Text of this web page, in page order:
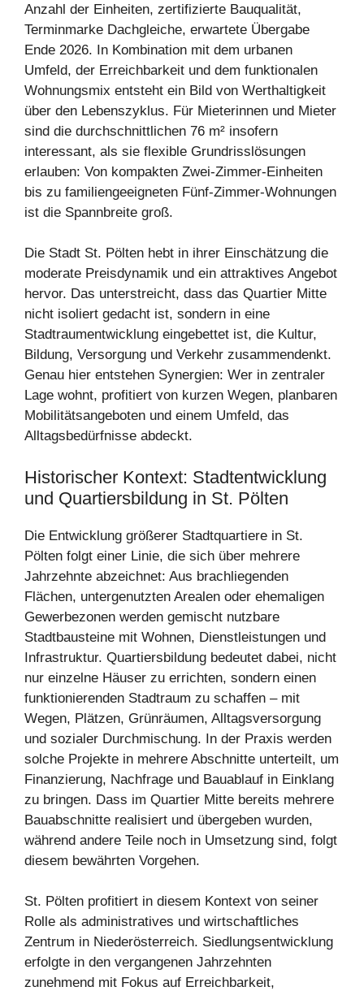
Anzahl der Einheiten, zertifizierte Bauqualität,
Terminmarke Dachgleiche, erwartete Übergabe
Ende 2026. In Kombination mit dem urbanen
Umfeld, der Erreichbarkeit und dem funktionalen
Wohnungsmix entsteht ein Bild von Werthaltigkeit
über den Lebenszyklus. Für Mieterinnen und Mieter
sind die durchschnittlichen 76 m² insofern
interessant, als sie flexible Grundrisslösungen
erlauben: Von kompakten Zwei-Zimmer-Einheiten
bis zu familiengeeigneten Fünf-Zimmer-Wohnungen
ist die Spannbreite groß.
Die Stadt St. Pölten hebt in ihrer Einschätzung die
moderate Preisdynamik und ein attraktives Angebot
hervor. Das unterstreicht, dass das Quartier Mitte
nicht isoliert gedacht ist, sondern in eine
Stadtraumentwicklung eingebettet ist, die Kultur,
Bildung, Versorgung und Verkehr zusammendenkt.
Genau hier entstehen Synergien: Wer in zentraler
Lage wohnt, profitiert von kurzen Wegen, planbaren
Mobilitätsangeboten und einem Umfeld, das
Alltagsbedürfnisse abdeckt.
Historischer Kontext: Stadtentwicklung
und Quartiersbildung in St. Pölten
Die Entwicklung größerer Stadtquartiere in St.
Pölten folgt einer Linie, die sich über mehrere
Jahrzehnte abzeichnet: Aus brachliegenden
Flächen, untergenutzten Arealen oder ehemaligen
Gewerbezonen werden gemischt nutzbare
Stadtbausteine mit Wohnen, Dienstleistungen und
Infrastruktur. Quartiersbildung bedeutet dabei, nicht
nur einzelne Häuser zu errichten, sondern einen
funktionierenden Stadtraum zu schaffen – mit
Wegen, Plätzen, Grünräumen, Alltagsversorgung
und sozialer Durchmischung. In der Praxis werden
solche Projekte in mehrere Abschnitte unterteilt, um
Finanzierung, Nachfrage und Bauablauf in Einklang
zu bringen. Dass im Quartier Mitte bereits mehrere
Bauabschnitte realisiert und übergeben wurden,
während andere Teile noch in Umsetzung sind, folgt
diesem bewährten Vorgehen.
St. Pölten profitiert in diesem Kontext von seiner
Rolle als administratives und wirtschaftliches
Zentrum in Niederösterreich. Siedlungsentwicklung
erfolgte in den vergangenen Jahrzehnten
zunehmend mit Fokus auf Erreichbarkeit,